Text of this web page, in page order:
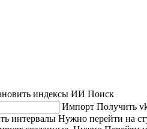
индексы ИИ Поиск
Импорт Получить
интервалы Нужно перейти на